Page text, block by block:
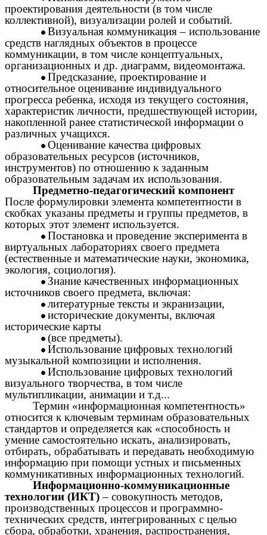
проектирования деятельности (в том числе
коллективной), визуализации ролей и событий.
Визуальная коммуникация – использование
средств наглядных объектов в процессе
коммуникации, в том числе концептуальных,
организационных и др. диаграмм, видеомонтажа.
Предсказание, проектирование и
относительное оценивание индивидуального
прогресса ребенка, исходя из текущего состояния,
характеристик личности, предшествующей истории,
накопленной ранее статистической информации о
различных учащихся.
Оценивание качества цифровых
образовательных ресурсов (источников,
инструментов) по отношению к заданным
образовательным задачам их использования.
Предметно-педагогический компонент
После формулировки элемента компетентности в
скобках указаны предметы и группы предметов, в
которых этот элемент используется.
Постановка и проведение эксперимента в
виртуальных лабораториях своего предмета
(естественные и математические науки, экономика,
экология, социология).
Знание качественных информационных
источников своего предмета, включая:
литературные тексты и экранизации,
исторические документы, включая
исторические карты
(все предметы).
Использование цифровых технологий
музыкальной композиции и исполнения.
Использование цифровых технологий
визуального творчества, в том числе
мультипликации, анимации и т.д...
Термин «информационная компетентность»
относится к ключевым терминам образовательных
стандартов и определяется как «способность и
умение самостоятельно искать, анализировать,
отбирать, обрабатывать и передавать необходимую
информацию при помощи устных и письменных
коммуникативных информационных технологий.
Информационно-коммуникационные
технологии (ИКТ)– совокупность методов,
производственных процессов и программно-
технических средств, интегрированных с целью
сбора, обработки, хранения, распространения,